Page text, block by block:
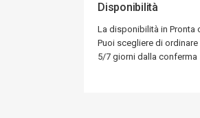
Disponibilità
La disponibilità in Pronta
Puoi scegliere di
5/7 giorni dalla conferma